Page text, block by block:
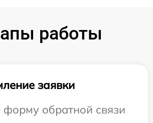
работы
заявки
форму обратной связи